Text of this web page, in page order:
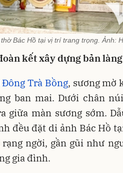
Bác Hồ tại vị trí trang trọng. Ảnh:
kết xây dựng bản làng
Đông Trà Bồng, sương mờ
ban mai. Dưới chân
giữa màn sương sớm.
đều đặt di ảnh Bác Hồ
ngời, gần gũi như
gia đình.